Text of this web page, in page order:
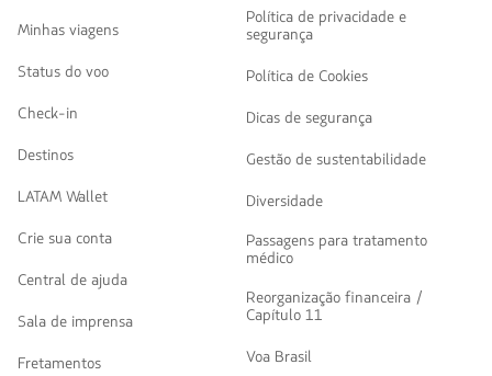
Minhas viagens
Status do voo
Check-in
Destinos
LATAM Wallet
Crie sua conta
Central de ajuda
Sala de imprensa
Fretamentos
Política de privacidade e
segurança
Política de Cookies
Dicas de segurança
Gestão de sustentabilidade
Diversidade
Passagens para tratamento
médico
Reorganização financeira /
Capítulo 11
Voa Brasil